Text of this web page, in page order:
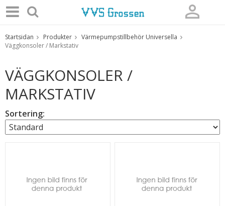
Produkten har blivit tillagd i varukorgen
Startsidan Produkter
Värmepumpstillbehör Universella
Väggkonsoler / Markstativ
VÄGGKONSOLER /
MARKSTATIV
Sortering: